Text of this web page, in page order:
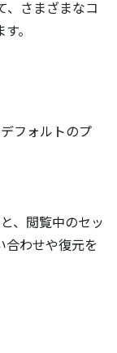
、さまざまなコ
。
フォルトのプ
、閲覧中のセッ
合わせや復元を